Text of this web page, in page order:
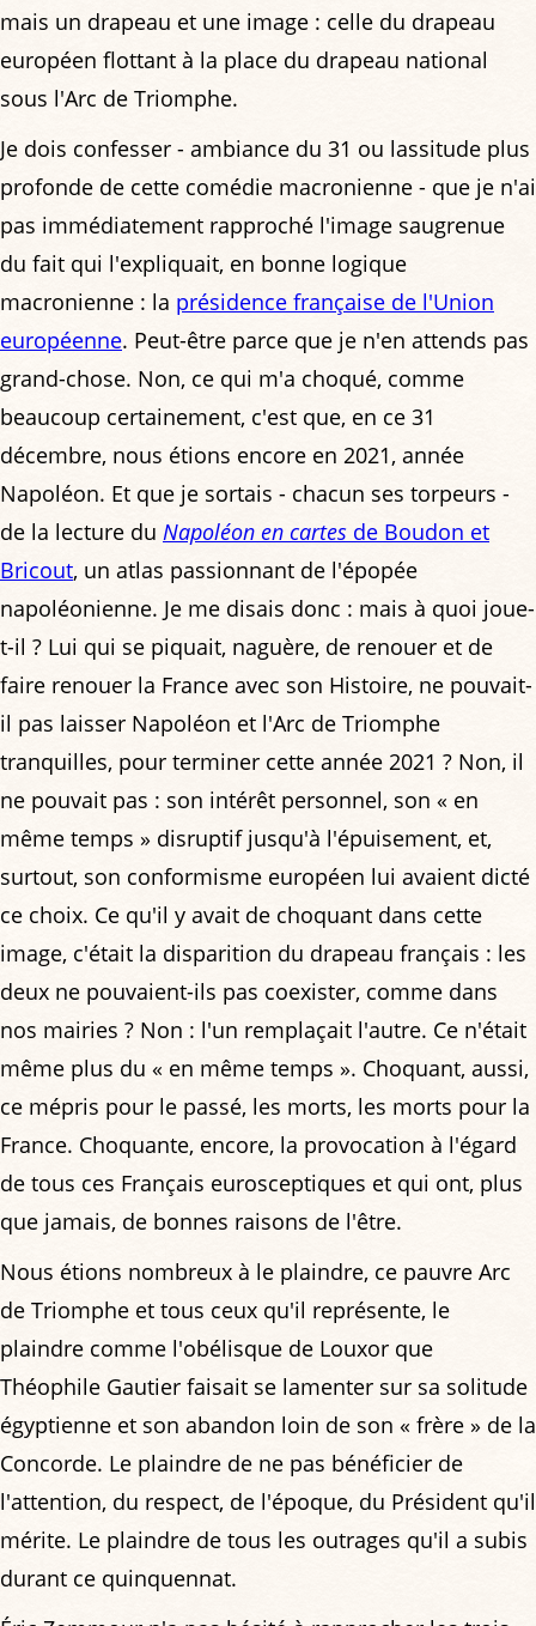
mais un drapeau et une image : celle du drapeau
européen flottant à la place du drapeau national
sous l'Arc de Triomphe.
Je dois confesser - ambiance du 31 ou lassitude plus
profonde de cette comédie macronienne - que je n'ai
pas immédiatement rapproché l'image saugrenue
du fait qui l'expliquait, en bonne logique
macronienne : la présidence française de l'Union
européenne. Peut-être parce que je n'en attends pas
grand-chose. Non, ce qui m'a choqué, comme
beaucoup certainement, c'est que, en ce 31
décembre, nous étions encore en 2021, année
Napoléon. Et que je sortais - chacun ses torpeurs -
de la lecture du Napoléon en cartes de Boudon et
Bricout, un atlas passionnant de l'épopée
napoléonienne. Je me disais donc : mais à quoi joue-
t-il ? Lui qui se piquait, naguère, de renouer et de
faire renouer la France avec son Histoire, ne pouvait-
il pas laisser Napoléon et l'Arc de Triomphe
tranquilles, pour terminer cette année 2021 ? Non, il
ne pouvait pas : son intérêt personnel, son « en
même temps » disruptif jusqu'à l'épuisement, et,
surtout, son conformisme européen lui avaient dicté
ce choix. Ce qu'il y avait de choquant dans cette
image, c'était la disparition du drapeau français : les
deux ne pouvaient-ils pas coexister, comme dans
nos mairies ? Non : l'un remplaçait l'autre. Ce n'était
même plus du « en même temps ». Choquant, aussi,
ce mépris pour le passé, les morts, les morts pour la
France. Choquante, encore, la provocation à l'égard
de tous ces Français eurosceptiques et qui ont, plus
que jamais, de bonnes raisons de l'être.
Nous étions nombreux à le plaindre, ce pauvre Arc
de Triomphe et tous ceux qu'il représente, le
plaindre comme l'obélisque de Louxor que
Théophile Gautier faisait se lamenter sur sa solitude
égyptienne et son abandon loin de son « frère » de la
Concorde. Le plaindre de ne pas bénéficier de
l'attention, du respect, de l'époque, du Président qu'il
mérite. Le plaindre de tous les outrages qu'il a subis
durant ce quinquennat.